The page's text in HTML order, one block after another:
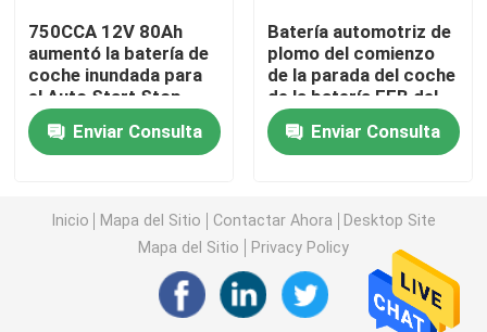
Batería de plomo del ocio
Batería de plomo de la tracción
Marine Battery de plomo
Sistema residencial del almacenamiento de energía
750CCA 12V 80Ah
aumentó la batería de
coche inundada para
el Auto Start Stop
Enviar Consulta
Batería automotriz de
plomo del comienzo
de la parada del coche
de la batería EFB del
camello 12v 40ah de la
frecuencia intermedia
Enviar Consulta
Inicio Mapa del Sitio Contactar Ahora
Desktop Site
Mapa del Sitio
Privacy Policy